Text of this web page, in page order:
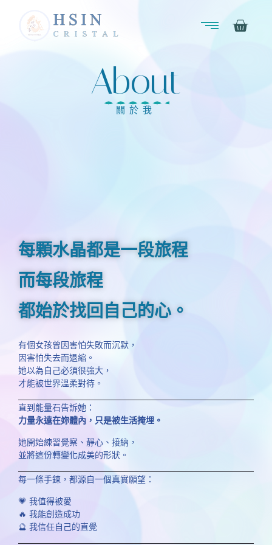
About
關於我
每顆水晶都是一段旅程
而每段旅程
都始於找回自己的心。
有個女孩曾因害怕失敗而沉默，
因害怕失去而退縮。
她以為自己必須很強大，
才能被世界溫柔對待。
直到能量石告訴她：
力量永遠在妳體內，只是被生活掩埋。
她開始練習覺察、靜心、接納，
並將這份轉變化成美的形狀。
每一條手鍊，都源自一個真實願望：
💗 我值得被愛
🔥 我能創造成功
🔮 我信任自己的直覺